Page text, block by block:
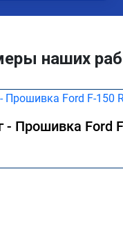
наших
- Прошивка Ford